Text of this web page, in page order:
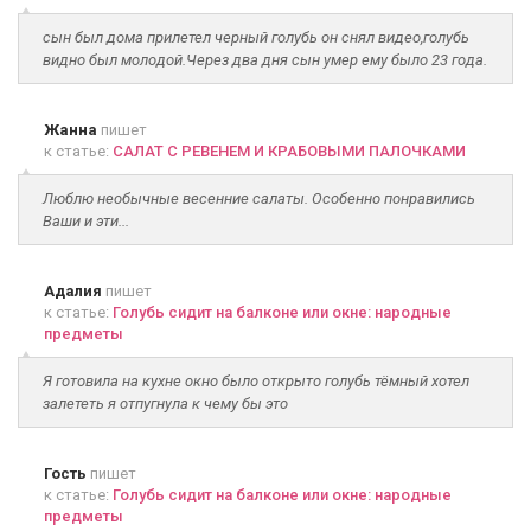
сын был дома прилетел черный голубь он снял видео,голубь
видно был молодой.Через два дня сын умер ему было 23 года.
Жанна пишет
к статье: САЛАТ С РЕВЕНЕМ И КРАБОВЫМИ ПАЛОЧКАМИ
Люблю необычные весенние салаты. Особенно понравились
Ваши и эти...
Адалия пишет
к статье: Голубь сидит на балконе или окне: народные
предметы
Я готовила на кухне окно было открыто голубь тёмный хотел
залететь я отпугнула к чему бы это
Гость пишет
к статье: Голубь сидит на балконе или окне: народные
предметы